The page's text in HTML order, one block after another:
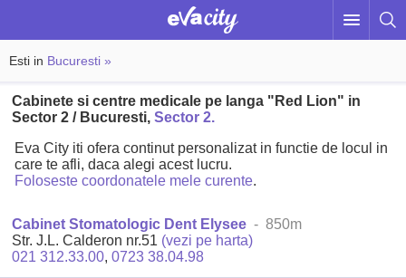
Esti in Bucuresti »
Cabinete si centre medicale pe langa "Red Lion" in
Sector 2 / Bucuresti,Sector 2.
Eva City iti ofera continut personalizat in functie de locul in
care te afli, daca alegi acest lucru.
Foloseste coordonatele mele curente.
Cabinet Stomatologic Dent Elysee - 850m
Str. J.L. Calderon nr.51 (vezi pe harta)
021 312.33.00,0723 38.04.98